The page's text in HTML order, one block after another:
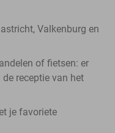
Valkenburg en
of fietsen: er
receptie van het
je favoriete